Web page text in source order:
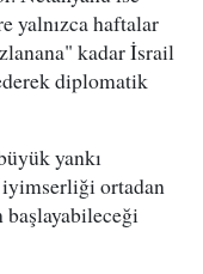
yalnızca haftalar
kadar İsrail
diplomatik
yankı
iyimserliği ortadan
başlayabileceği